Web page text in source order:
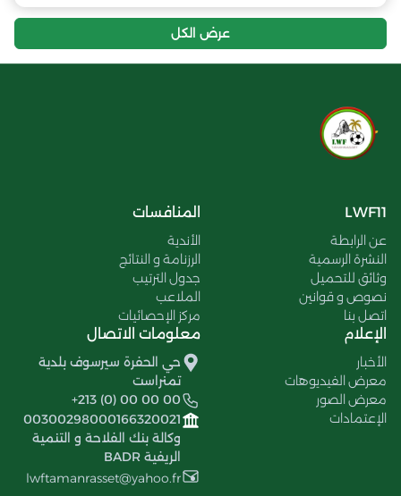
عرض الكل
LWF11
عن الرابطة
النشرة الرسمية
وثائق للتحميل
نصوص و قوانين
اتصل بنا
المنافسات
الأندية
الرزنامة و النتائج
جدول الترتيب
الملاعب
مركز الإحصائيات
الإعلام
الأخبار
معرض الفيديوهات
معرض الصور
الإعتمادات
معلومات الاتصال
حي الحفرة سيرسوف بلدية
تمنراست
+213 (0) 00 00 00
00300298000166320021
وكالة بنك الفلاحة و التنمية
الريفية BADR
lwftamanrasset@yahoo.fr